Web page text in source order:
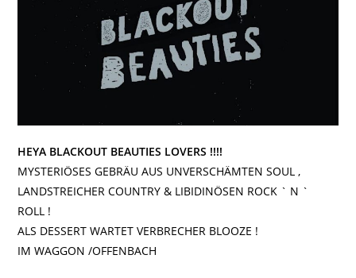
HEYA BLACKOUT BEAUTIES LOVERS !!!!
MYSTERIÖSES GEBRÄU AUS UNVERSCHÄMTEN SOUL ,
LANDSTREICHER COUNTRY & LIBIDINÖSEN ROCK ` N `
ROLL !
ALS DESSERT WARTET VERBRECHER BLOOZE !
IM WAGGON /OFFENBACH